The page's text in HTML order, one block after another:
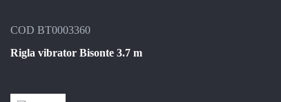
COD BT0003360
Rigla vibrator Bisonte 3.7 m